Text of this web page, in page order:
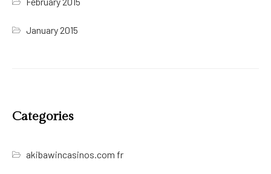
January 2015
Categories
akibawincasinos.com fr